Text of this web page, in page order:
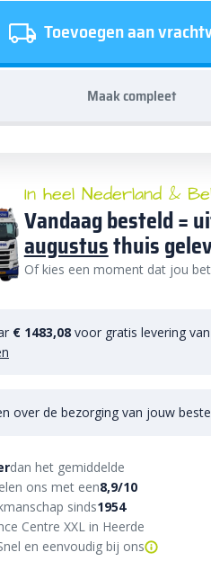
Toevoegen aan
Maak compleet
In heel Nederland &
Vandaag besteld =
augustusthuis
Of kies een moment dat jou
€ 1483,08 voor gratis levering van
over de bezorging van jouw
dan het gemiddelde
ons met een8,9/10
sinds1954
Centre XXL in Heerde
en eenvoudig bij ons